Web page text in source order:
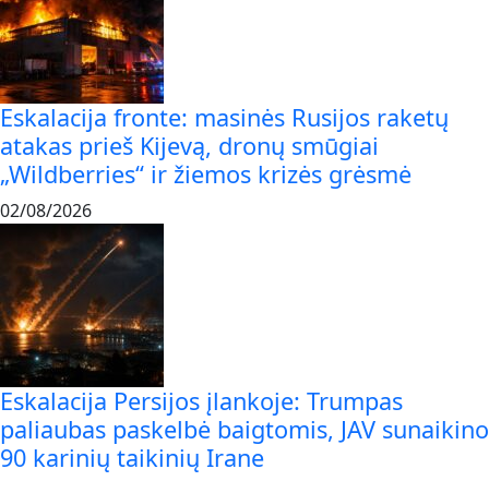
Eskalacija fronte: masinės Rusijos raketų
atakas prieš Kijevą, dronų smūgiai
„Wildberries“ ir žiemos krizės grėsmė
02/08/2026
Eskalacija Persijos įlankoje: Trumpas
paliaubas paskelbė baigtomis, JAV sunaikino
90 karinių taikinių Irane